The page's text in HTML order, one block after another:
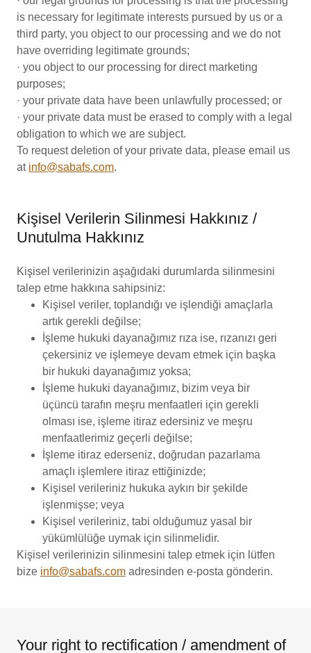
is necessary for legitimate interests pursued by us or a
third party, you object to our processing and we do not
have overriding legitimate grounds;
· you object to our processing for direct marketing
purposes;
· your private data have been unlawfully processed; or
· your private data must be erased to comply with a legal
obligation to which we are subject.
To request deletion of your private data, please email us
at info@sabafs.com.
Kişisel Verilerin Silinmesi Hakkınız /
Unutulma Hakkınız
Kişisel verilerinizin aşağıdaki durumlarda silinmesini
talep etme hakkına sahipsiniz:
Kişisel veriler, toplandığı ve işlendiği amaçlarla
artık gerekli değilse;
İşleme hukuki dayanağımız rıza ise, rızanızı geri
çekersiniz ve işlemeye devam etmek için başka
bir hukuki dayanağımız yoksa;
İşleme hukuki dayanağımız, bizim veya bir
üçüncü tarafın meşru menfaatleri için gerekli
olması ise, işleme itiraz edersiniz ve meşru
menfaatlerimiz geçerli değilse;
İşleme itiraz ederseniz, doğrudan pazarlama
amaçlı işlemlere itiraz ettiğinizde;
Kişisel verileriniz hukuka aykırı bir şekilde
işlenmişse; veya
Kişisel verileriniz, tabi olduğumuz yasal bir
yükümlülüğe uymak için silinmelidir.
Kişisel verilerinizin silinmesini talep etmek için lütfen
bize info@sabafs.com adresinden e-posta gönderin.
Your right to rectification / amendment of